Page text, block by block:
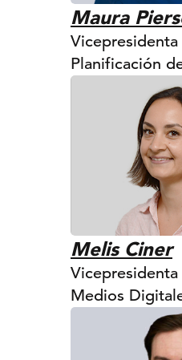
Maura
Planificación
Melis Ciner
Medios